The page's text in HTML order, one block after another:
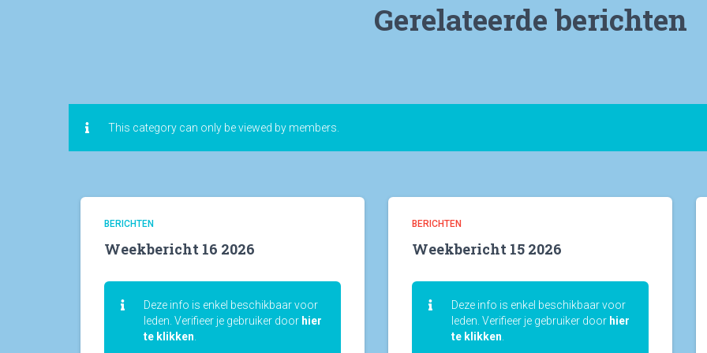
Gerelateerde berichten
This category can only be viewed by members.
BERICHTEN
Weekbericht 16 2026
Deze info is enkel beschikbaar voor
leden. Verifieer je gebruiker door hier
te klikken
BERICHTEN
Weekbericht 15 2026
Deze info is enkel beschikbaar voor
leden. Verifieer je gebruiker door hier
te klikken